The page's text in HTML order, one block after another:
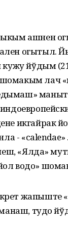
ашнен
огытыл.
йўдым
лач
икгайрак
-
«Ялда»
водо»
жапыште
тудо